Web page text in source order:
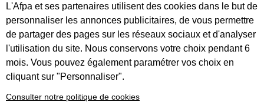
INSTALLER ET POSER DES
ÉLÉMENTS DÉCORATIFS SUR
CHANTIER - BLOC DE
COMPÉTENCES DU TITRE
PROFESSIONNEL TAPISSIER
L'Afpa et ses partenaires utilisent des cookies dans le but de
personnaliser les annonces publicitaires, de vous permettre
de partager des pages sur les réseaux sociaux et d'analyser
l'utilisation du site. Nous conservons votre choix pendant 6
mois. Vous pouvez également paramétrer vos choix en
cliquant sur "Personnaliser".
Consulter notre politique de cookies